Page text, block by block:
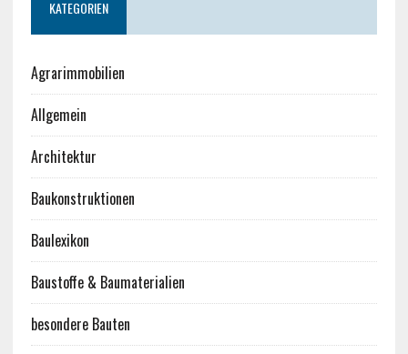
KATEGORIEN
Agrarimmobilien
Allgemein
Architektur
Baukonstruktionen
Baulexikon
Baustoffe & Baumaterialien
besondere Bauten